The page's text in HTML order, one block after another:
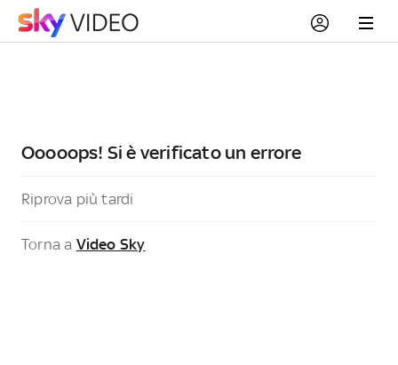
Ooooops! Si è verificato un errore
Riprova più tardi
Torna a Video Sky